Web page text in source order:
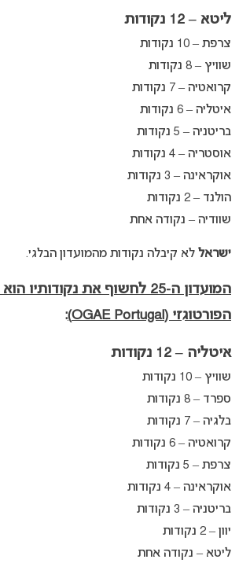
ליטא – 12 נקודות
צרפת – 10 נקודות
שוויץ – 8 נקודות
קרואטיה – 7 נקודות
איטליה – 6 נקודות
בריטניה – 5 נקודות
אוסטריה – 4 נקודות
אוקראינה – 3 נקודות
הולנד – 2 נקודות
שוודיה – נקודה אחת
ישראל לא קיבלה נקודות מהמועדון הבלגי.
המועדון ה-25 לחשוף את נקודותיו
הפורטוגזי (OGAE Portugal)
:
איטליה – 12 נקודות
שוויץ – 10 נקודות
ספרד – 8 נקודות
בלגיה – 7 נקודות
קרואטיה – 6 נקודות
צרפת – 5 נקודות
אוקראינה – 4 נקודות
בריטניה – 3 נקודות
יוון – 2 נקודות
ליטא – נקודה אחת